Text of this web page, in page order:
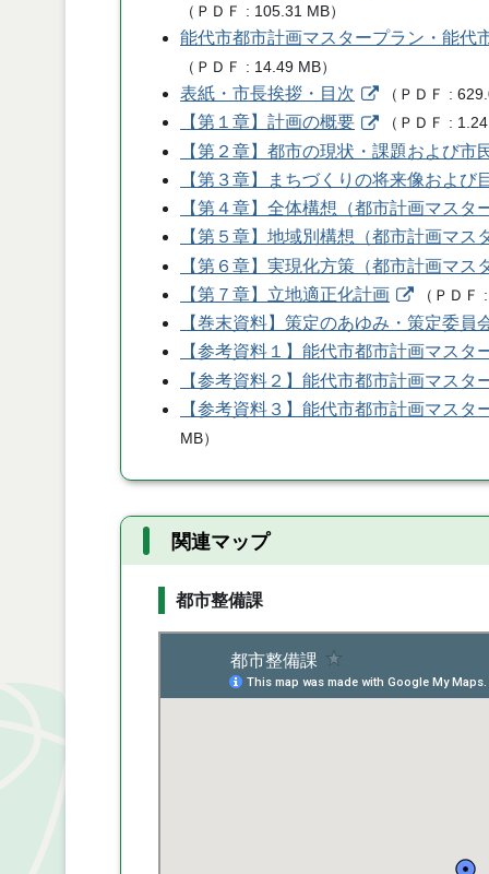
（ ＰＤＦ 105.31 MB）
能代市都市計画マスタープラン・能代
（ ＰＤＦ 14.49 MB）
表紙・市長挨拶・目次 （ ＰＤＦ
【第１章】計画の概要 （ ＰＤＦ
【第２章】都市の現状・課題および市
【第３章】まちづくりの将来像および
【第４章】全体構想（都市計画マスタ
【第５章】地域別構想（都市計画マス
【第６章】実現化方策（都市計画マス
【第７章】立地適正化計画
（ ＰＤＦ
【巻末資料】策定のあゆみ・策定委員
【参考資料１】能代市都市計画マス
【参考資料２】能代市都市計画マス
【参考資料３】能代市都市計画マス
MB）
関連マップ
都市整備課